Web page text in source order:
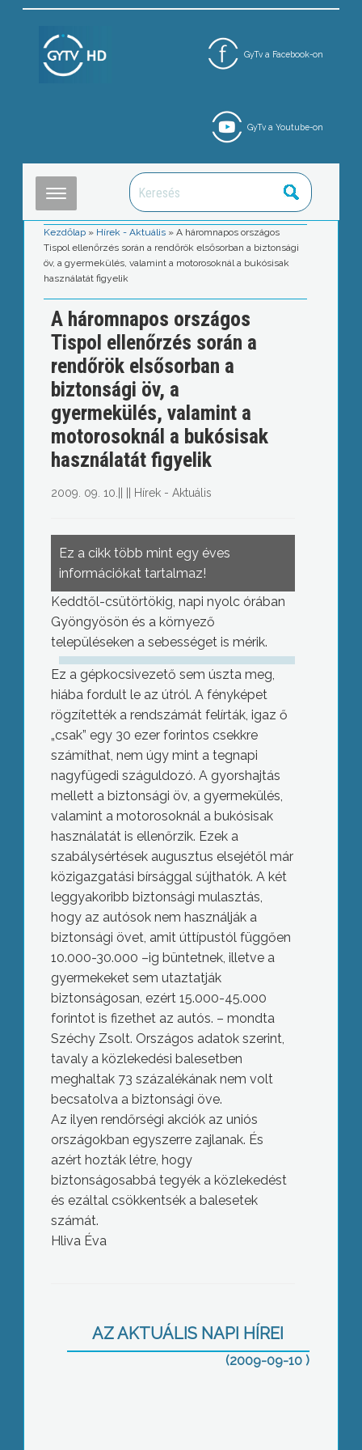
GyTv a Facebook-on
GyTv a Youtube-on
Kezdőlap » Hírek - Aktuális »A háromnapos országos
Tispol ellenőrzés során a rendőrök elsősorban a biztonsági
öv, a gyermekülés, valamint a motorosoknál a bukósisak
használatát figyelik
A háromnapos országos
Tispol ellenőrzés során a
rendőrök elsősorban a
biztonsági öv, a
gyermekülés, valamint a
motorosoknál a bukósisak
használatát figyelik
2009. 09. 10. Hírek - Aktuális
Ez a cikk több mint egy éves
információkat tartalmaz!
Keddtől-csütörtökig, napi nyolc órában
Gyöngyösön és a környező
településeken a sebességet is mérik.
Ez a gépkocsivezető sem úszta meg,
hiába fordult le az útról. A fényképet
rögzítették a rendszámát felírták, igaz ő
„csak” egy 30 ezer forintos csekkre
számíthat, nem úgy mint a tegnapi
nagyfügedi száguldozó. A gyorshajtás
mellett a biztonsági öv, a gyermekülés,
valamint a motorosoknál a bukósisak
használatát is ellenőrzik. Ezek a
szabálysértések augusztus elsejétől már
közigazgatási bírsággal sújthatók. A két
leggyakoribb biztonsági mulasztás,
hogy az autósok nem használják a
biztonsági övet, amit úttípustól függően
10.000-30.000 –ig büntetnek, illetve a
gyermekeket sem utaztatják
biztonságosan, ezért 15.000-45.000
forintot is fizethet az autós. – mondta
Széchy Zsolt. Országos adatok szerint,
tavaly a közlekedési balesetben
meghaltak 73 százalékának nem volt
becsatolva a biztonsági öve.
Az ilyen rendőrségi akciók az uniós
országokban egyszerre zajlanak. És
azért hozták létre, hogy
biztonságosabbá tegyék a közlekedést
és ezáltal csökkentsék a balesetek
számát.
Hliva Éva
AZ AKTUÁLIS NAPI HÍREI
(2009-09-10 )
Gyöngyös képviselő-testülete tegnapi